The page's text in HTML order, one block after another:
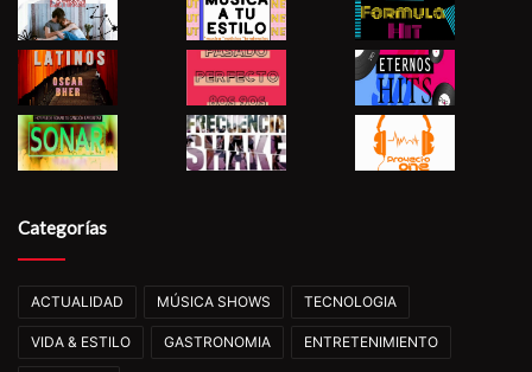
Categorías
ACTUALIDAD MÚSICA SHOWS TECNOLOGIA
VIDA & ESTILO GASTRONOMIA ENTRETENIMIENTO